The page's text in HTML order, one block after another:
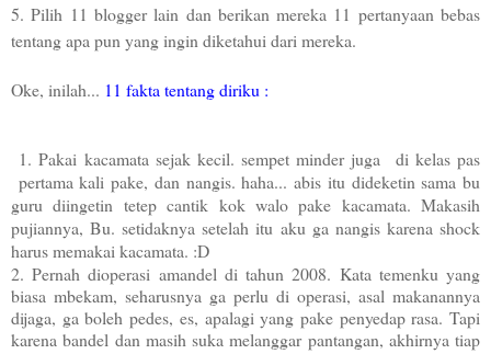
5. Pilih 11 blogger lain dan berikan mereka 11 pertanyaan bebas
tentang apa pun yang ingin diketahui dari mereka.
Oke, inilah... 11 fakta tentang diriku :
1. Pakai kacamata sejak kecil. sempet minder juga di kelas pas
pertama kali pake, dan nangis. haha... abis itu dideketin sama bu
guru diingetin tetep cantik kok walo pake kacamata. Makasih
pujiannya, Bu. setidaknya setelah itu aku ga nangis karena shock
harus memakai kacamata. :D
2. Pernah dioperasi amandel di tahun 2008. Kata temenku yang
biasa mbekam, seharusnya ga perlu di operasi, asal makanannya
dijaga, ga boleh pedes, es, apalagi yang pake penyedap rasa. Tapi
karena bandel dan masih suka melanggar pantangan, akhirnya tiap